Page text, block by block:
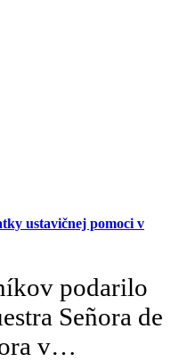
ustavičnej pomoci v
podarilo
Señora de
v…